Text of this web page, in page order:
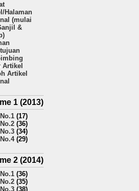
Halaman
(mulai
&
Artikel
Artikel
1 (2013)
(17)
(36)
(34)
(29)
2 (2014)
(36)
(35)
(38)